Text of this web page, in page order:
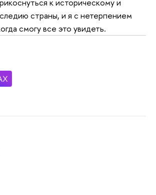
страны, и я с нетерпением
смогу все это увидеть.